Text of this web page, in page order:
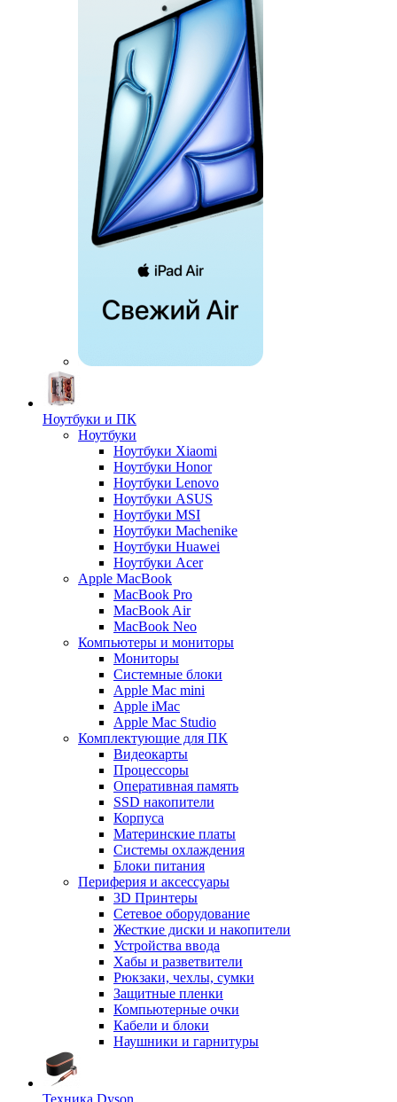
Ноутбуки и ПК
Ноутбуки
Ноутбуки Xiaomi
Ноутбуки Honor
Ноутбуки Lenovo
Ноутбуки ASUS
Ноутбуки MSI
Ноутбуки Machenike
Ноутбуки Huawei
Ноутбуки Acer
Apple MacBook
MacBook Pro
MacBook Air
MacBook Neo
Компьютеры и мониторы
Мониторы
Системные блоки
Apple Mac mini
Apple iMac
Apple Mac Studio
Комплектующие для ПК
Видеокарты
Процессоры
Оперативная память
SSD накопители
Корпуса
Материнские платы
Системы охлаждения
Блоки питания
Периферия и аксессуары
3D Принтеры
Сетевое оборудование
Жесткие диски и накопители
Устройства ввода
Хабы и разветвители
Рюкзаки, чехлы, сумки
Защитные пленки
Компьютерные очки
Кабели и блоки
Наушники и гарнитуры
Техника Dyson